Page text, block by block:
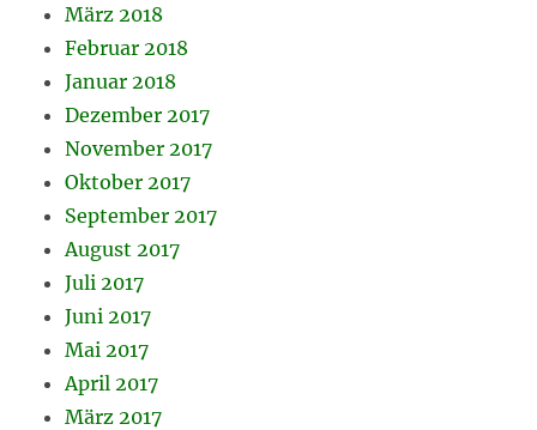
März 2018
Februar 2018
Januar 2018
Dezember 2017
November 2017
Oktober 2017
September 2017
August 2017
Juli 2017
Juni 2017
Mai 2017
April 2017
März 2017